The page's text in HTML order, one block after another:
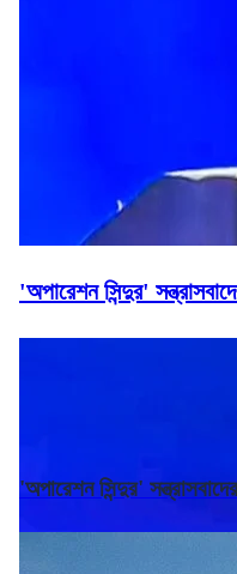
'অপারেশন সিন্দুর'
'অপারেশন সিন্দুর'